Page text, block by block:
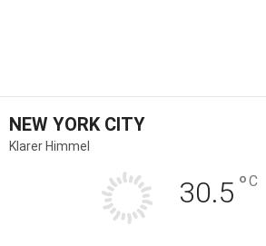
NEW YORK CITY
Klarer Himmel
30.5 °C